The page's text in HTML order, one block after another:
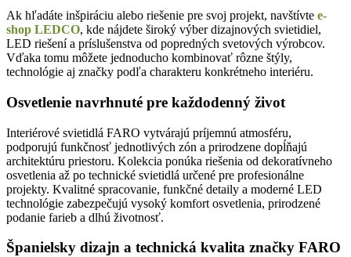
Ak hľadáte inšpiráciu alebo riešenie pre svoj projekt, navštívte e-
shop LEDCO, kde nájdete široký výber dizajnových svietidiel,
LED riešení a príslušenstva od popredných svetových výrobcov.
Vďaka tomu môžete jednoducho kombinovať rôzne štýly,
technológie aj značky podľa charakteru konkrétneho interiéru.
Osvetlenie navrhnuté pre každodenný život
Interiérové svietidlá FARO vytvárajú príjemnú atmosféru,
podporujú funkčnosť jednotlivých zón a prirodzene dopĺňajú
architektúru priestoru. Kolekcia ponúka riešenia od dekoratívneho
osvetlenia až po technické svietidlá určené pre profesionálne
projekty. Kvalitné spracovanie, funkčné detaily a moderné LED
technológie zabezpečujú vysoký komfort osvetlenia, prirodzené
podanie farieb a dlhú životnosť.
Španielsky dizajn a technická kvalita značky FARO